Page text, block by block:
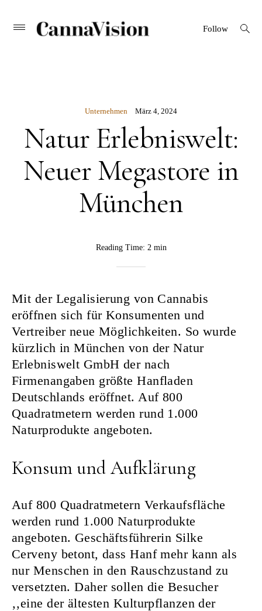
Skip Primary
Menu
CANNAVISION
Follow
open
search
Unternehmen März 4, 2024
Natur Erlebniswelt:
Neuer Megastore in
München
Reading Time: 2 min
Mit der Legalisierung von Cannabis
eröffnen sich für Konsumenten und
Vertreiber neue Möglichkeiten. So wurde
kürzlich in München von der Natur
Erlebniswelt GmbH der nach
Firmenangaben größte Hanfladen
Deutschlands eröffnet. Auf 800
Quadratmetern werden rund 1.000
Naturprodukte angeboten.
Konsum und Aufklärung
Auf 800 Quadratmetern Verkaufsfläche
werden rund 1.000 Naturprodukte
angeboten. Geschäftsführerin Silke
Cerveny betont, dass Hanf mehr kann als
nur Menschen in den Rauschzustand zu
versetzten. Daher sollen die Besucher
‚‚eine der ältesten Kulturpflanzen der